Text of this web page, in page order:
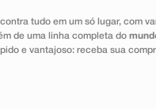
tudo em um só lugar, com
de uma linha completa do
e vantajoso: receba sua